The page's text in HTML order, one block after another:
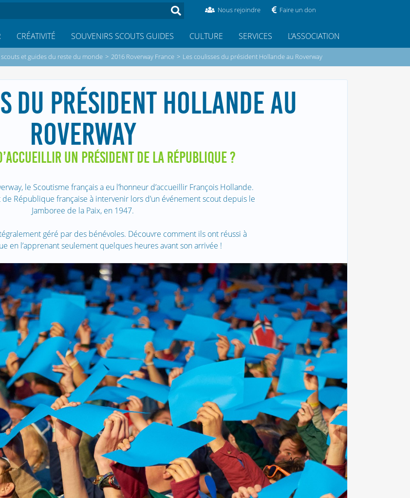
Nous rejoindre Faire un don
CRÉATIVITÉ SOUVENIRS SCOUTS GUIDES CULTURE SERVICES L’ASSOCIATION
et guides du reste du monde > 2016 Roverway France > Les coulisses du président Hollande au Roverway
DU PRÉSIDENT HOLLANDE AU
ROVERWAY
UN PRÉSIDENT DE LA RÉPUBLIQUE ?
le Scoutisme français a eu l’honneur d’accueillir François Hollande.
République française à intervenir lors d’un événement scout depuis le
Jamboree de la Paix, en 1947.
géré par des bénévoles. Découvre comment ils ont réussi à
en l’apprenant seulement quelques heures avant son arrivée !